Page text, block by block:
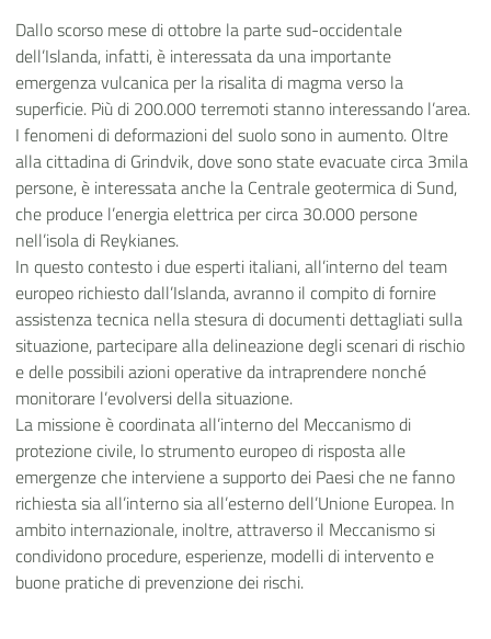
Dallo scorso mese di ottobre la parte sud-occidentale
dell’Islanda, infatti, è interessata da una importante
emergenza vulcanica per la risalita di magma verso la
superficie. Più di 200.000 terremoti stanno interessando l’area.
I fenomeni di deformazioni del suolo sono in aumento. Oltre
alla cittadina di Grindvik, dove sono state evacuate circa 3mila
persone, è interessata anche la Centrale geotermica di Sund,
che produce l’energia elettrica per circa 30.000 persone
nell’isola di Reykianes.
In questo contesto i due esperti italiani, all’interno del team
europeo richiesto dall’Islanda, avranno il compito di fornire
assistenza tecnica nella stesura di documenti dettagliati sulla
situazione, partecipare alla delineazione degli scenari di rischio
e delle possibili azioni operative da intraprendere nonché
monitorare l’evolversi della situazione.
La missione è coordinata all’interno del Meccanismo di
protezione civile, lo strumento europeo di risposta alle
emergenze che interviene a supporto dei Paesi che ne fanno
richiesta sia all’interno sia all’esterno dell’Unione Europea. In
ambito internazionale, inoltre, attraverso il Meccanismo si
condividono procedure, esperienze, modelli di intervento e
buone pratiche di prevenzione dei rischi.